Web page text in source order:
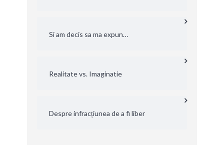
Si am decis sa ma expun…
Realitate vs. Imaginatie
Despre infracțiunea de a fi liber